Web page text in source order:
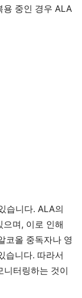
용 중인 경우 ALA
습니다. ALA의
며, 이로 인해
코올 중독자나 영
습니다. 따라서
니터링하는 것이